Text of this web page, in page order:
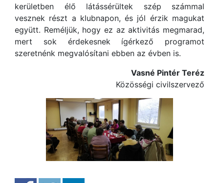
kerületben élő látássérültek szép számmal
vesznek részt a klubnapon, és jól érzik magukat
együtt. Reméljük, hogy ez az aktivitás megmarad,
mert sok érdekesnek ígérkező programot
szeretnénk megvalósítani ebben az évben is.
Vasné Pintér Teréz
Közösségi civilszervező